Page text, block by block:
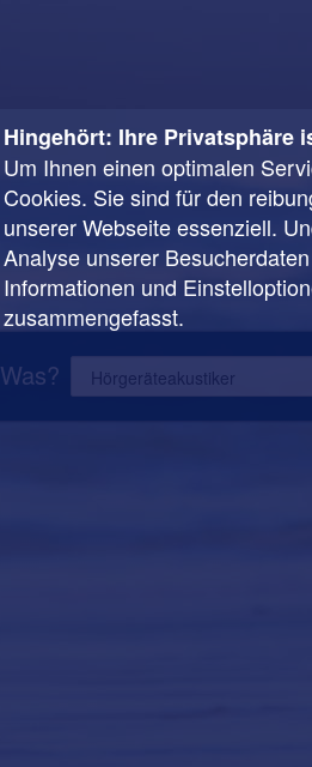
Was?
Hingehört: Ihre Privatsphäre
Um Ihnen einen optimalen
Cookies. Sie sind für den
unserer Webseite essenziell.
Analyse unserer
Informationen und
zusammengefasst.